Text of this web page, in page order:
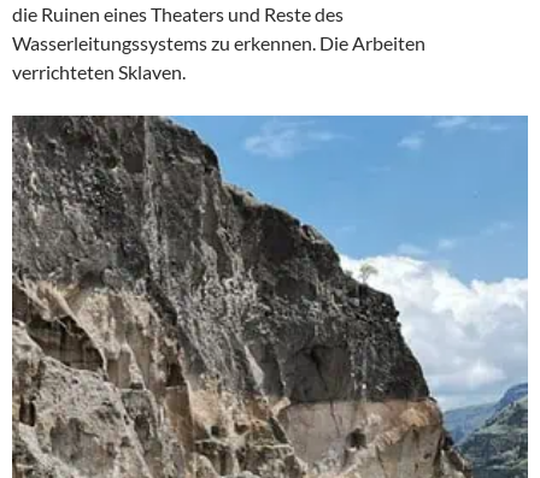
die Ruinen eines Theaters und Reste des
Wasserleitungssystems zu erkennen. Die Arbeiten
verrichteten Sklaven.